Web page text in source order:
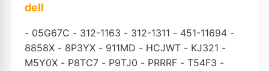
dell
- 05G67C - 312-1163 - 312-1311 - 451-11694 -
8858X - 8P3YX - 911MD - HCJWT - KJ321 -
M5Y0X - P8TC7 - P9TJ0 - PRRRF - T54F3 -